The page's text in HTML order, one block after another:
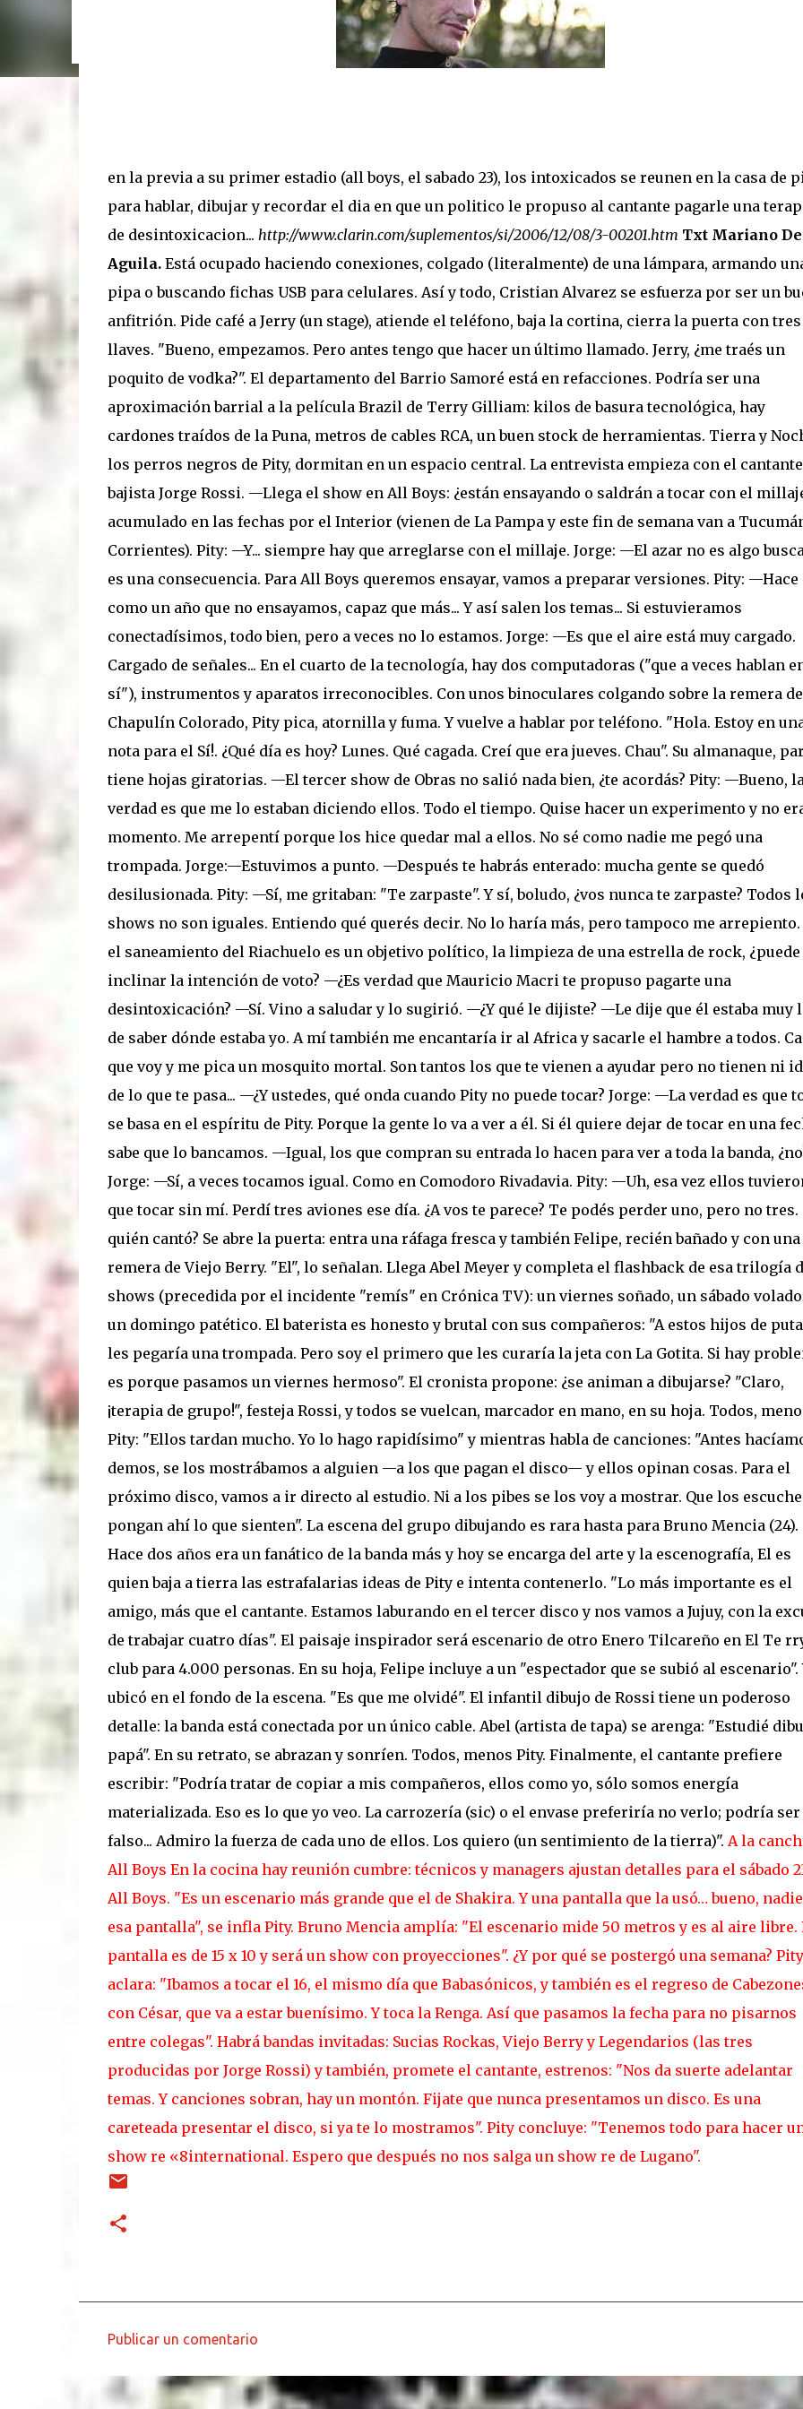
disco que ya todos escucharon”, tira Carca en el living de Belgrano, todavía con la cicatriz fresca pero la púa en la
mano. Exultante en 3 frases: Rock setentoso + funk...
en la previa a su primer estadio (all boys, el sabado 23), los intoxicados se reunen en la casa de
para hablar, dibujar y recordar el dia en que un politico le propuso al cantante pagarle una
de desintoxicacion... http://www.clarin.com/suplementos/si/2006/12/08/3-00201.htm Txt Mariano
Aguila.Está ocupado haciendo conexiones, colgado (literalmente) de una lámpara, armando
pipa o buscando fichas USB para celulares. Así y todo, Cristian Alvarez se esfuerza por ser un
anfitrión. Pide café a Jerry (un stage), atiende el teléfono, baja la cortina, cierra la puerta con tres
llaves. "Bueno, empezamos. Pero antes tengo que hacer un último llamado. Jerry, ¿me traés un
poquito de vodka?". El departamento del Barrio Samoré está en refacciones. Podría ser una
aproximación barrial a la película Brazil de Terry Gilliam: kilos de basura tecnológica, hay
cardones traídos de la Puna, metros de cables RCA, un buen stock de herramientas. Tierra y
los perros negros de Pity, dormitan en un espacio central. La entrevista empieza con el
bajista Jorge Rossi. —Llega el show en All Boys: ¿están ensayando o saldrán a tocar con el
acumulado en las fechas por el Interior (vienen de La Pampa y este fin de semana van a
Corrientes). Pity: —Y... siempre hay que arreglarse con el millaje. Jorge: —El azar no es algo
es una consecuencia. Para All Boys queremos ensayar, vamos a preparar versiones. Pity: —Hace
como un año que no ensayamos, capaz que más... Y así salen los temas... Si estuvieramos
conectadísimos, todo bien, pero a veces no lo estamos. Jorge: —Es que el aire está muy cargado.
Cargado de señales... En el cuarto de la tecnología, hay dos computadoras ("que a veces hablan
sí"), instrumentos y aparatos irreconocibles. Con unos binoculares colgando sobre la remera
Chapulín Colorado, Pity pica, atornilla y fuma. Y vuelve a hablar por teléfono. "Hola. Estoy en
nota para el Sí!. ¿Qué día es hoy? Lunes. Qué cagada. Creí que era jueves. Chau". Su almanaque,
tiene hojas giratorias. —El tercer show de Obras no salió nada bien, ¿te acordás? Pity: —Bueno,
verdad es que me lo estaban diciendo ellos. Todo el tiempo. Quise hacer un experimento y no
momento. Me arrepentí porque los hice quedar mal a ellos. No sé como nadie me pegó una
trompada. Jorge:—Estuvimos a punto. —Después te habrás enterado: mucha gente se quedó
desilusionada. Pity: —Sí, me gritaban: "Te zarpaste". Y sí, boludo, ¿vos nunca te zarpaste? Todos
shows no son iguales. Entiendo qué querés decir. No lo haría más, pero tampoco me arrepiento.
el saneamiento del Riachuelo es un objetivo político, la limpieza de una estrella de rock, ¿puede
inclinar la intención de voto? —¿Es verdad que Mauricio Macri te propuso pagarte una
desintoxicación? —Sí. Vino a saludar y lo sugirió. —¿Y qué le dijiste? —Le dije que él estaba muy
de saber dónde estaba yo. A mí también me encantaría ir al Africa y sacarle el hambre a todos.
que voy y me pica un mosquito mortal. Son tantos los que te vienen a ayudar pero no tienen ni
de lo que te pasa... —¿Y ustedes, qué onda cuando Pity no puede tocar? Jorge: —La verdad es que
se basa en el espíritu de Pity. Porque la gente lo va a ver a él. Si él quiere dejar de tocar en una
sabe que lo bancamos. —Igual, los que compran su entrada lo hacen para ver a toda la banda,
Jorge: —Sí, a veces tocamos igual. Como en Comodoro Rivadavia. Pity: —Uh, esa vez ellos
que tocar sin mí. Perdí tres aviones ese día. ¿A vos te parece? Te podés perder uno, pero no tres.
quién cantó? Se abre la puerta: entra una ráfaga fresca y también Felipe, recién bañado y con una
remera de Viejo Berry. "El", lo señalan. Llega Abel Meyer y completa el flashback de esa trilogía
shows (precedida por el incidente "remís" en Crónica TV): un viernes soñado, un sábado
un domingo patético. El baterista es honesto y brutal con sus compañeros: "A estos hijos de
les pegaría una trompada. Pero soy el primero que les curaría la jeta con La Gotita. Si hay
es porque pasamos un viernes hermoso". El cronista propone: ¿se animan a dibujarse? "Claro,
¡terapia de grupo!", festeja Rossi, y todos se vuelcan, marcador en mano, en su hoja. Todos,
Pity: "Ellos tardan mucho. Yo lo hago rapidísimo" y mientras habla de canciones: "Antes
demos, se los mostrábamos a alguien —a los que pagan el disco— y ellos opinan cosas. Para el
próximo disco, vamos a ir directo al estudio. Ni a los pibes se los voy a mostrar. Que los
pongan ahí lo que sienten". La escena del grupo dibujando es rara hasta para Bruno Mencia (24).
Hace dos años era un fanático de la banda más y hoy se encarga del arte y la escenografía, El es
quien baja a tierra las estrafalarias ideas de Pity e intenta contenerlo. "Lo más importante es el
amigo, más que el cantante. Estamos laburando en el tercer disco y nos vamos a Jujuy, con la
de trabajar cuatro días". El paisaje inspirador será escenario de otro Enero Tilcareño en El Te
club para 4.000 personas. En su hoja, Felipe incluye a un "espectador que se subió al escenario".
ubicó en el fondo de la escena. "Es que me olvidé". El infantil dibujo de Rossi tiene un poderoso
detalle: la banda está conectada por un único cable. Abel (artista de tapa) se arenga: "Estudié
papá". En su retrato, se abrazan y sonríen. Todos, menos Pity. Finalmente, el cantante prefiere
escribir: "Podría tratar de copiar a mis compañeros, ellos como yo, sólo somos energía
materializada. Eso es lo que yo veo. La carrozería (sic) o el envase preferiría no verlo; podría ser
falso... Admiro la fuerza de cada uno de ellos. Los quiero (un sentimiento de la tierra)". A la
All Boys En la cocina hay reunión cumbre: técnicos y managers ajustan detalles para el sábado
All Boys. "Es un escenario más grande que el de Shakira. Y una pantalla que la usó… bueno,
esa pantalla", se infla Pity. Bruno Mencia amplía: "El escenario mide 50 metros y es al aire libre.
pantalla es de 15 x 10 y será un show con proyecciones". ¿Y por qué se postergó una semana? Pity
aclara: "Ibamos a tocar el 16, el mismo día que Babasónicos, y también es el regreso de
con César, que va a estar buenísimo. Y toca la Renga. Así que pasamos la fecha para no pisarnos
entre colegas". Habrá bandas invitadas: Sucias Rockas, Viejo Berry y Legendarios (las tres
producidas por Jorge Rossi) y también, promete el cantante, estrenos: "Nos da suerte adelantar
temas. Y canciones sobran, hay un montón. Fijate que nunca presentamos un disco. Es una
careteada presentar el disco, si ya te lo mostramos". Pity concluye: "Tenemos todo para hacer
show re «8international. Espero que después no nos salga un show re de Lugano".
o
Publicar un comentario